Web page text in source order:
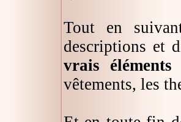
Tout en
descriptions et
vrais
vêtements, les